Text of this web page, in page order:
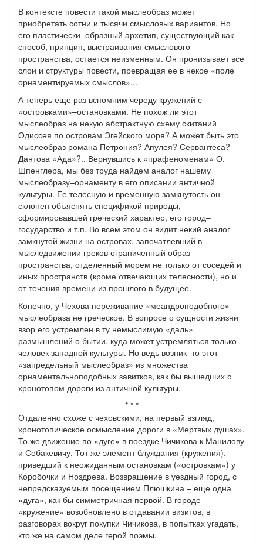
В контексте повести такой мыслеобраз может
приобретать сотни и тысячи смысловых вариантов. Но
его пластически–образный архетип, существующий как
способ, принцип, выстраивания смыслового
пространства, остается неизменным. Он пронизывает все
слои и структуры повести, превращая ее в некое «поле
орнаментируемых смыслов»...
А теперь еще раз вспомним череду кружений с
«островками»–остановками. Не похож ли этот
мыслеобраз на некую абстрактную схему скитаний
Одиссея по островам Эгейского моря? А может быть это
мыслеобраз романа Петрония? Апулея? Сервантеса?
Дантова «Ада»?.. Вернувшись к «прафеноменам» О.
Шпенглера, мы без труда найдем аналог нашему
мыслеобразу–орнаменту в его описании античной
культуры. Ее телесную и временную замкнутость он
склонен объяснять спецификой природы,
сформировавшей греческий характер, его город–
государство и т.п. Во всем этом он видит некий аналог
замкнутой жизни на островах, запечатлевший в
мыследвижении греков ограниченный образ
пространства, отделенный морем не только от соседей и
иных пространств (кроме отвечающих телесности), но и
от течения времени из прошлого в будущее.
Конечно, у Чехова переживание «меандроподобного»
мыслеобраза не греческое. В вопросе о сущности жизни
взор его устремлен в ту немыслимую «даль»
размышлений о бытии, куда может устремляться только
человек западной культуры. Но ведь возник–то этот
«запредельный мыслеобраз» из множества
орнаментальноподобных завитков, как бы вышедших с
хронотопом дороги из античной культуры.
* * *
Отдаленно схоже с чеховскими, на первый взгляд,
хронотопическое осмысление дороги в «Мертвых душах».
То же движение по «дуге» в поездке Чичикова к Манилову
и Собакевичу. Тот же элемент блуждания (кружения),
приведший к неожиданным остановкам («островкам») у
Коробочки и Ноздрева. Возвращение в уездный город, с
непредсказуемым посещением Плюшкина – еще одна
«дуга», как бы симметричная первой. В городе
«кружение» возобновлено в отдавании визитов, в
разговорах вокруг покупки Чичикова, в попытках угадать,
кто же на самом деле герой поэмы.